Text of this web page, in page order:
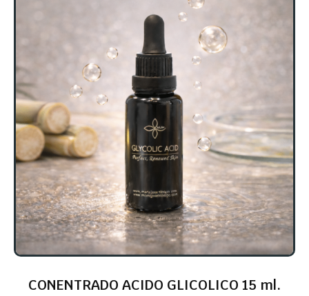
CONENTRADO ACIDO GLICOLICO 15 ml.